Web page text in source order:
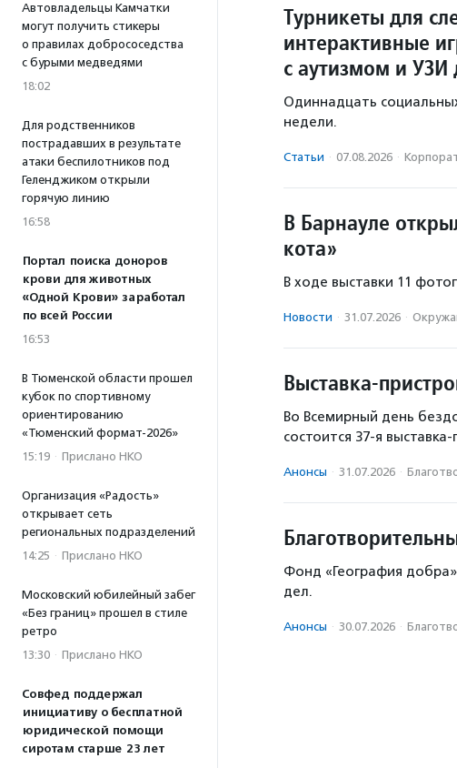
Автовладельцы Камчатки
могут получить стикеры
о правилах добрососедства
с бурыми медведями
18:02
Для родственников
пострадавших в результате
атаки беспилотников под
Геленджиком открыли
горячую линию
16:58
Портал поиска доноров
крови для животных
«Одной Крови» заработал
по всей России
16:53
В Тюменской области прошел
кубок по спортивному
ориентированию
«Тюменский формат-2026»
15:19 · Прислано НКО
Организация «Радость»
открывает сеть
региональных подразделений
14:25 · Прислано НКО
Московский юбилейный забег
«Без границ» прошел в стиле
ретро
13:30 · Прислано НКО
Совфед поддержал
инициативу о бесплатной
юридической помощи
сиротам старше 23 лет
Турникеты для
интерактивные
с аутизмом и
Одиннадцать
недели.
Статьи · 07.08.2026 ·
В Барнауле
кота»
В ходе выставки 11
Новости · 31.07.2026 ·
Выставка-
Во Всемирный день
состоится 37-я
Анонсы · 31.07.2026 ·
Фонд «География
дел.
Анонсы · 30.07.2026 ·